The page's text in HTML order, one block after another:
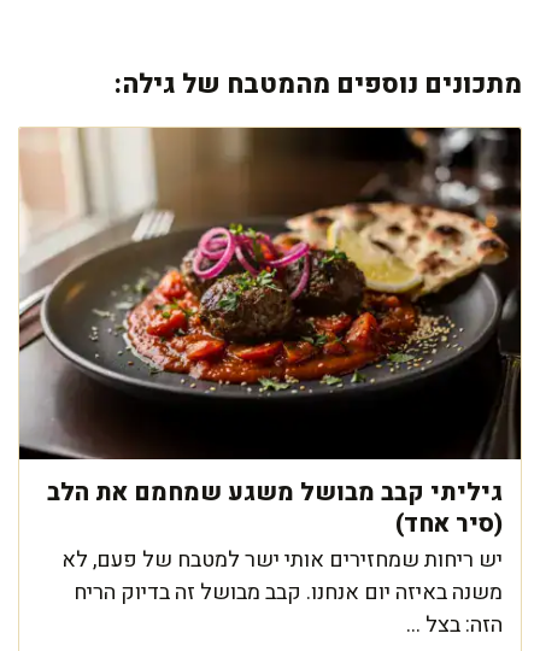
מתכונים נוספים מהמטבח של גילה:
גיליתי קבב מבושל משגע שמחמם את הלב
(סיר אחד)
יש ריחות שמחזירים אותי ישר למטבח של פעם, לא
משנה באיזה יום אנחנו. קבב מבושל זה בדיוק הריח
הזה: בצל ...